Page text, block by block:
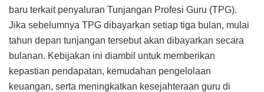
baru terkait penyaluran Tunjangan Profesi Guru (TPG).
Jika sebelumnya TPG dibayarkan setiap tiga bulan, mulai
tahun depan tunjangan tersebut akan dibayarkan secara
bulanan. Kebijakan ini diambil untuk memberikan
kepastian pendapatan, kemudahan pengelolaan
keuangan, serta meningkatkan kesejahteraan guru di